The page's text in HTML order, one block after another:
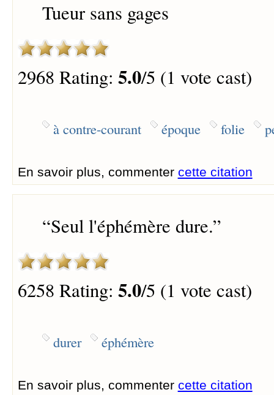
Tueur sans gages
2968 Rating: 5.0/5 (1 vote cast)
à contre-courant époque folie
En savoir plus, commenter cette citation
“Seul l'éphémère dure.”
6258 Rating: 5.0/5 (1 vote cast)
durer éphémère
En savoir plus, commenter cette citation